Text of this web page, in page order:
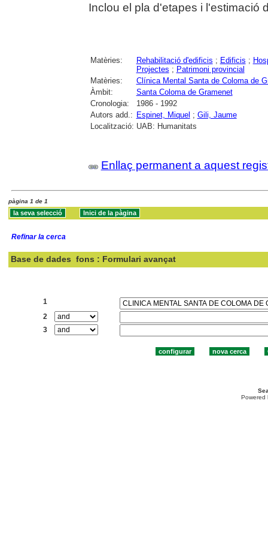
Inclou el pla d'etapes i l'estimació
Matèries: Rehabilitació d'edificis ; Edificis ;
Projectes ; Patrimoni provincial
Matèries:
Clínica Mental Santa de Coloma de
Àmbit:
Santa Coloma de Gramenet
Cronologia:
1986 - 1992
Autors add.: Espinet, Miquel ; Gili, Jaume
Localització: UAB: Humanitats
Enllaç permanent a aquest
pàgina 1 de 1
Refinar la cerca
Base de dades fons : Formulari avançat
1
2
3